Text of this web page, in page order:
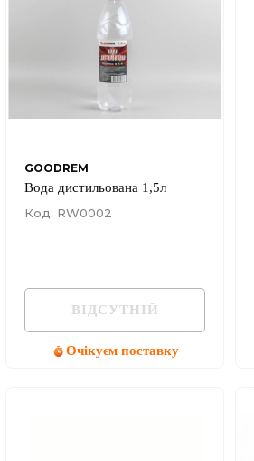
GOODREM
Вода дистильована 1,5л
Код: RW0002
ВІДСУТНІЙ
Очікуєм поставку